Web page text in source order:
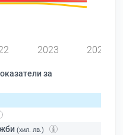
2023 2024
за
(хил. лв.)